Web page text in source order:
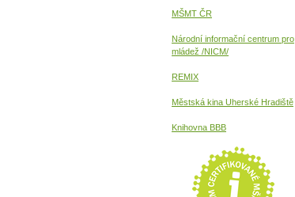
MŠMT ČR
Národní informační centrum pro
mládež /NICM/
REMIX
Městská kina Uherské Hradiště
Knihovna BBB